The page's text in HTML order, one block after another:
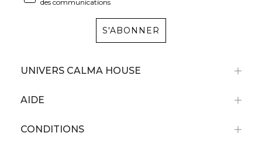
des communications
S'ABONNER
UNIVERS CALMA HOUSE
AIDE
CONDITIONS